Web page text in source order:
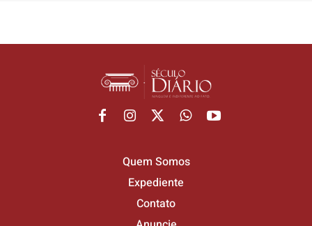
Quem Somos
Expediente
Contato